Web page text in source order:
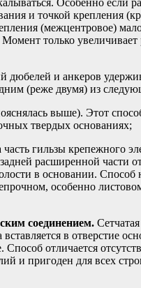
и точкой крепления
(межцентровое)
Момент только
дюбелей и анкеров
(реже двумя) из
выше). Этот
твердых основаниях;
гильзы крепежного
расширенной части
в основании. Способ
особенно
соединением.
в отверстие
отличается
и пригоден для всех